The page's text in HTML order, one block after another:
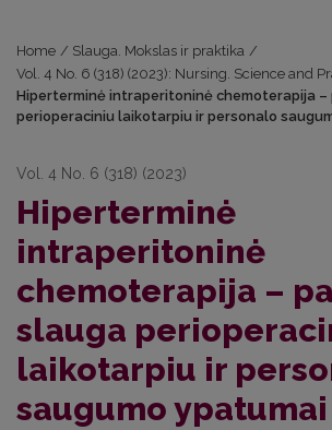
Home / Slauga. Mokslas ir praktika /
Vol. 4 No. 6 (318) (2023): Nursing. Science and
Hiperterminė intraperitoninė chemoterapija –
perioperaciniu laikotarpiu ir personalo
Vol. 4 No. 6 (318) (2023)
Hiperterminė
intraperitoninė
chemoterapija –
slauga
laikotarpiu ir
saugumo ypatumai